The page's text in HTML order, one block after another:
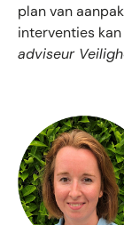
plan van
interventies
adviseur